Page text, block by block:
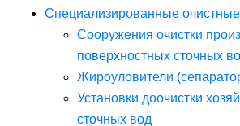
Специализированные
Сооружения очистки
поверхностных сточных во
Жироуловители
Установки доочистки
сточных вод